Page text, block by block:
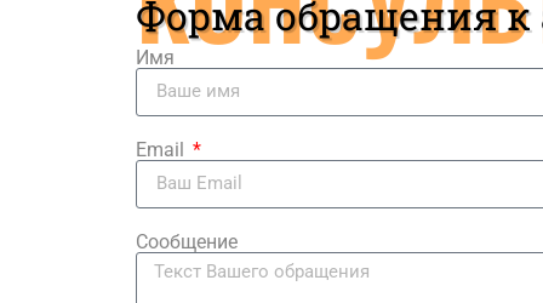
Форма обращения к
Имя
Email
Сообщение